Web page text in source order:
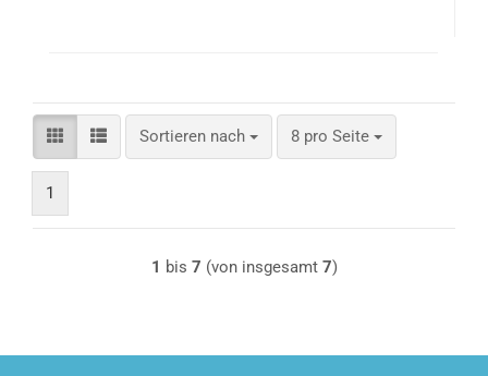
Sortieren nach
Sortieren nach 8 pro Seite
pro Seite
1
1 bis 7 (von insgesamt 7)